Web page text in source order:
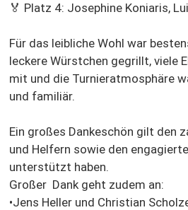
🏅 Platz 4: Josephine Koniaris,
Für das leibliche Wohl war
leckere Würstchen gegrillt, viele
mit und die Turnieratmosphäre
und familiär.
Ein großes Dankeschön gilt den
und Helfern sowie den
unterstützt haben.
Großer Dank geht zudem an:
•Jens Heller und Christian